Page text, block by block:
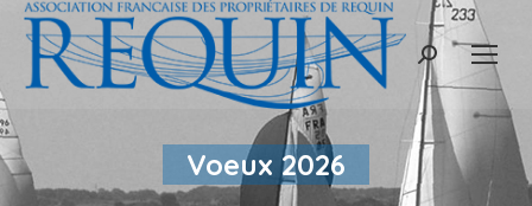
Recherche
Voeux 2026